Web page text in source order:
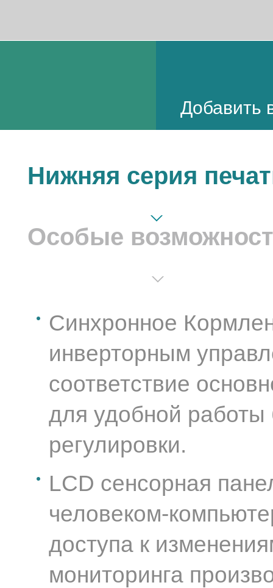
Добавить
Нижняя серия
Особые
Синхронное
инверторным
соответствие
для удобной работы
регулировки.
LCD сенсорная
человеком-
доступа к
мониторинга